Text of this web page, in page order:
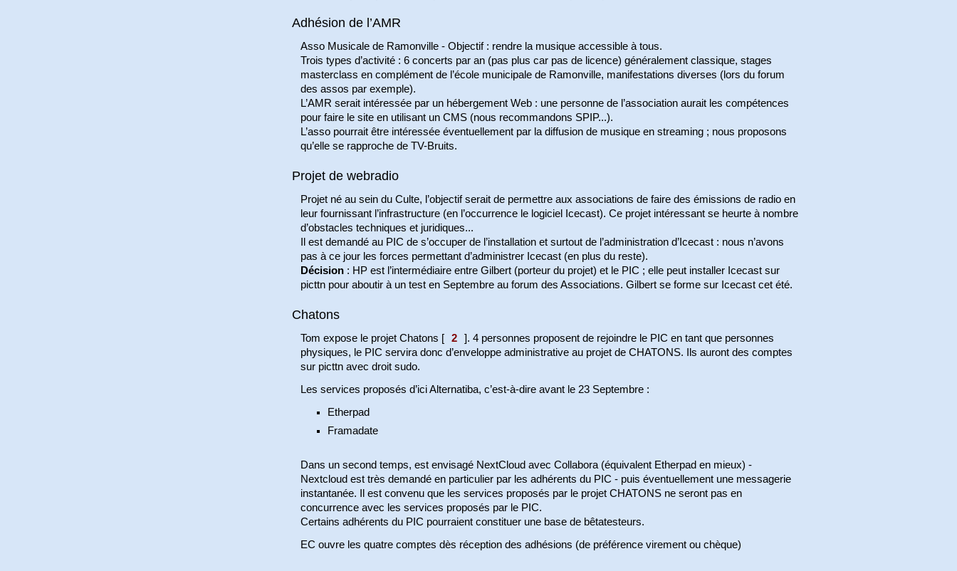
Adhésion de l’AMR
Asso Musicale de Ramonville - Objectif : rendre la musique accessible à tous.
Trois types d’activité : 6 concerts par an (pas plus car pas de licence) généralement classique, stages
masterclass en complément de l’école municipale de Ramonville, manifestations diverses (lors du forum
des assos par exemple).
L’AMR serait intéressée par un hébergement Web : une personne de l’association aurait les compétences
pour faire le site en utilisant un CMS (nous recommandons SPIP...).
L’asso pourrait être intéressée éventuellement par la diffusion de musique en streaming ; nous proposons
qu’elle se rapproche de TV-Bruits.
Projet de webradio
Projet né au sein du Culte, l’objectif serait de permettre aux associations de faire des émissions de radio en
leur fournissant l’infrastructure (en l’occurrence le logiciel Icecast). Ce projet intéressant se heurte à nombre
d’obstacles techniques et juridiques...
Il est demandé au PIC de s’occuper de l’installation et surtout de l’administration d’Icecast : nous n’avons
pas à ce jour les forces permettant d’administrer Icecast (en plus du reste).
Décision: HP est l’intermédiaire entre Gilbert (porteur du projet) et le PIC ; elle peut installer Icecast sur
picttn pour aboutir à un test en Septembre au forum des Associations. Gilbert se forme sur Icecast cet été.
Chatons
Tom expose le projet Chatons [ 2 ]. 4 personnes proposent de rejoindre le PIC en tant que personnes
physiques, le PIC servira donc d’enveloppe administrative au projet de CHATONS. Ils auront des comptes
sur picttn avec droit sudo.
Les services proposés d’ici Alternatiba, c’est-à-dire avant le 23 Septembre :
Etherpad
Framadate
Dans un second temps, est envisagé NextCloud avec Collabora (équivalent Etherpad en mieux) -
Nextcloud est très demandé en particulier par les adhérents du PIC - puis éventuellement une messagerie
instantanée. Il est convenu que les services proposés par le projet CHATONS ne seront pas en
concurrence avec les services proposés par le PIC.
Certains adhérents du PIC pourraient constituer une base de bêtatesteurs.
EC ouvre les quatre comptes dès réception des adhésions (de préférence virement ou chèque)